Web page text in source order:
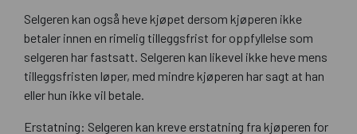
Selgeren kan også heve kjøpet dersom kjøperen ikke
betaler innen en rimelig tilleggsfrist for oppfyllelse som
selgeren har fastsatt. Selgeren kan likevel ikke heve mens
tilleggsfristen løper, med mindre kjøperen har sagt at han
eller hun ikke vil betale.
Erstatning: Selgeren kan kreve erstatning fra kjøperen for